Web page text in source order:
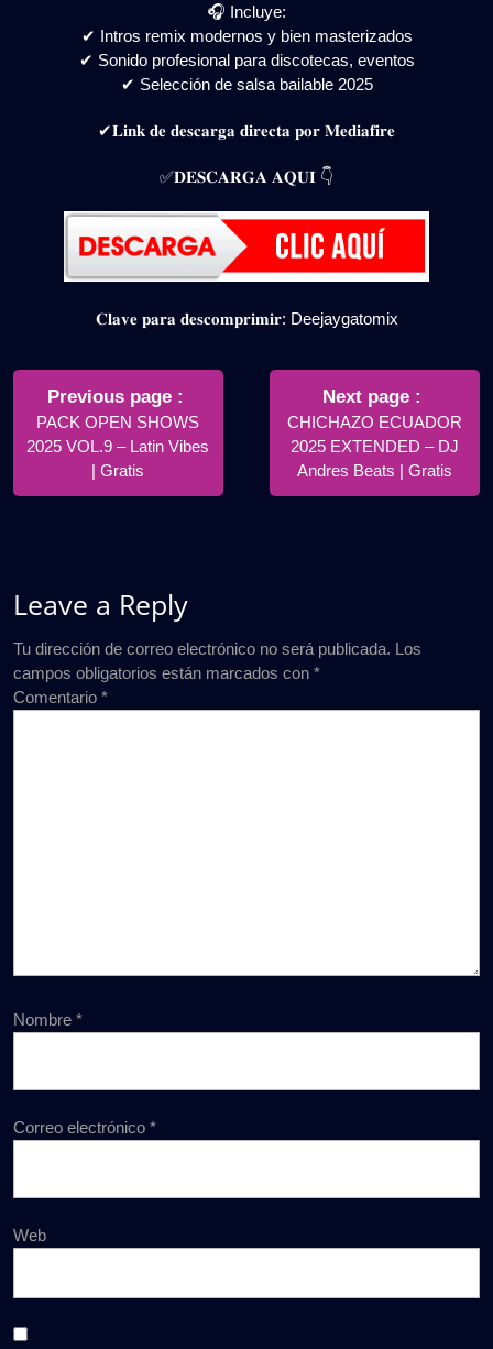
🎧 Incluye:
✔ Intros remix modernos y bien masterizados
✔ Sonido profesional para discotecas, eventos
✔ Selección de salsa bailable 2025
✔𝐋𝐢𝐧𝐤 𝐝𝐞 𝐝𝐞𝐬𝐜𝐚𝐫𝐠𝐚 𝐝𝐢𝐫𝐞𝐜𝐭𝐚 𝐩𝐨𝐫 𝐌𝐞𝐝𝐢𝐚𝐟𝐢𝐫𝐞
✅𝐃𝐄𝐒𝐂𝐀𝐑𝐆𝐀 𝐀𝐐𝐔𝐈 👇
𝐂𝐥𝐚𝐯𝐞 𝐩𝐚𝐫𝐚 𝐝𝐞𝐬𝐜𝐨𝐦𝐩𝐫𝐢𝐦𝐢𝐫: Deejaygatomix
Navegación
entradas
Previous page
Posts
PACK OPEN SHOWS
2025 VOL.9 – Latin Vibes
| Gratis
Next page
Posts
CHICHAZO ECUADOR
2025 EXTENDED – DJ
Andres Beats | Gratis
Leave a Reply
Tu dirección de correo electrónico no será publicada. Los
campos obligatorios están marcados con *
Comentario *
Nombre *
Correo electrónico *
Web